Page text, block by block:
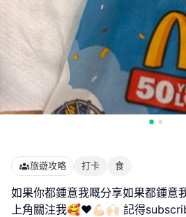
旅遊攻略 打卡 食
如果你都鍾意我嘅分享如果都鍾意
上角關注我🥰❤️💪🏻🙌🏻 記得